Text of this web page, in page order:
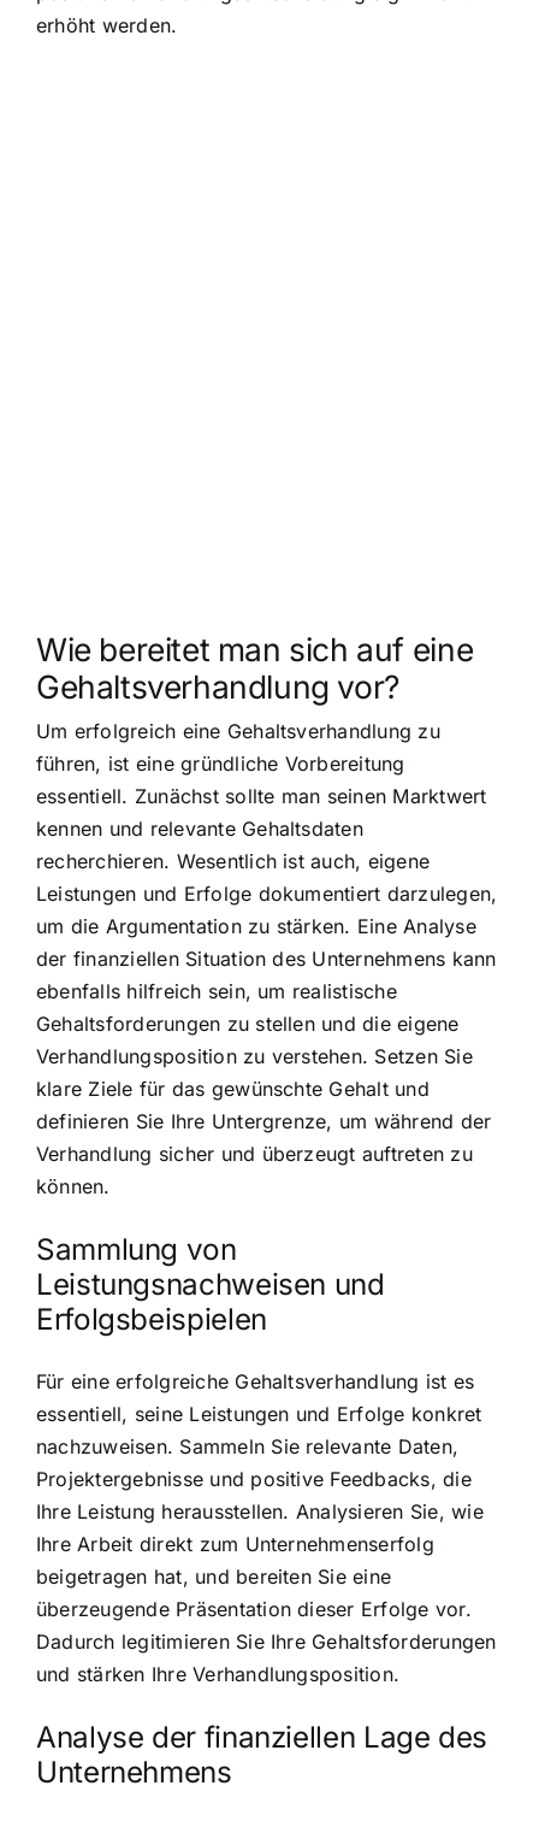
erhöht werden.
Wie bereitet man sich auf eine
Gehaltsverhandlung vor?
Um erfolgreich eine Gehaltsverhandlung zu
führen, ist eine gründliche Vorbereitung
essentiell. Zunächst sollte man seinen Marktwert
kennen und relevante Gehaltsdaten
recherchieren. Wesentlich ist auch, eigene
Leistungen und Erfolge dokumentiert darzulegen,
um die Argumentation zu stärken. Eine Analyse
der finanziellen Situation des Unternehmens kann
ebenfalls hilfreich sein, um realistische
Gehaltsforderungen zu stellen und die eigene
Verhandlungsposition zu verstehen. Setzen Sie
klare Ziele für das gewünschte Gehalt und
definieren Sie Ihre Untergrenze, um während der
Verhandlung sicher und überzeugt auftreten zu
können.
Sammlung von
Leistungsnachweisen und
Erfolgsbeispielen
Für eine erfolgreiche Gehaltsverhandlung ist es
essentiell, seine Leistungen und Erfolge konkret
nachzuweisen. Sammeln Sie relevante Daten,
Projektergebnisse und positive Feedbacks, die
Ihre Leistung herausstellen. Analysieren Sie, wie
Ihre Arbeit direkt zum Unternehmenserfolg
beigetragen hat, und bereiten Sie eine
überzeugende Präsentation dieser Erfolge vor.
Dadurch legitimieren Sie Ihre Gehaltsforderungen
und stärken Ihre Verhandlungsposition.
Analyse der finanziellen Lage des
Unternehmens